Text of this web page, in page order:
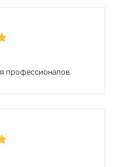
профессионалов.